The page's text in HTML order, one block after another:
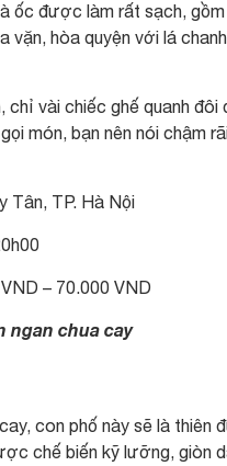
ốc được làm rất sạch,
vặn, hòa quyện với lá
chỉ vài chiếc ghế quanh
món, bạn nên nói chậm
Tân, TP. Hà Nội
– 70.000 VND
ngan chua cay
con phố này sẽ là
chế biến kỹ lưỡng, giòn